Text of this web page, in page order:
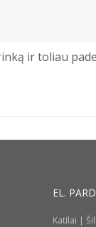
ir toliau
EL.
Katilai |